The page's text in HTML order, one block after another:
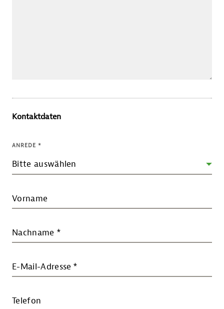
Kontaktdaten
ANREDE *
Vorname
Nachname *
E-Mail-Adresse *
Telefon